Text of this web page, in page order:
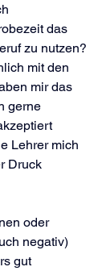
das
zu nutzen?
mit den
mir das
gerne
Lehrer mich
Druck
oder
negativ)
gut